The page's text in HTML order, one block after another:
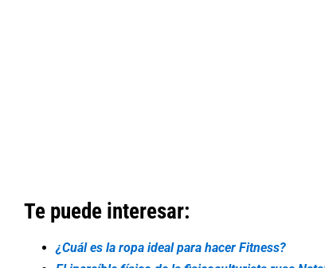
Te puede interesar:
¿Cuál es la ropa ideal para hacer Fitness?